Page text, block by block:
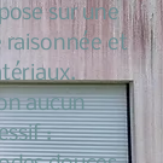
sur une
raisonnée et
aucun
: